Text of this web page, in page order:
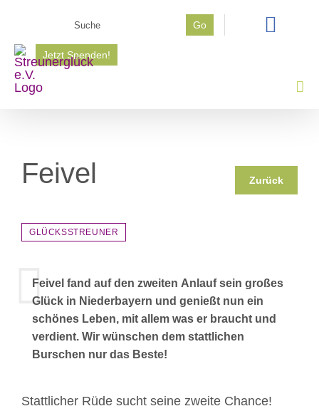
springen
Go
Jetzt Spenden!
Feivel Zurück
GLÜCKSSTREUNER
Feivel fand auf den zweiten Anlauf sein großes
Glück in Niederbayern und genießt nun ein
schönes Leben, mit allem was er braucht und
verdient. Wir wünschen dem stattlichen
Burschen nur das Beste!
Stattlicher Rüde sucht seine zweite Chance!